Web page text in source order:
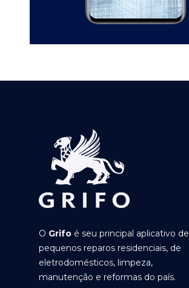
O Grifo é seu principal aplicativo de
pequenos reparos residenciais, de
eletrodomésticos, limpeza,
manutenção e reformas do país.